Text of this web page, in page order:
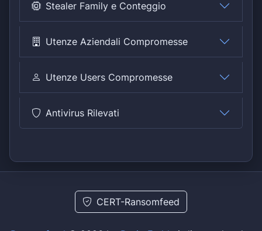
Stealer Family e Conteggio
Utenze Aziendali Compromesse
Utenze Users Compromesse
Antivirus Rilevati
CERT-Ransomfeed